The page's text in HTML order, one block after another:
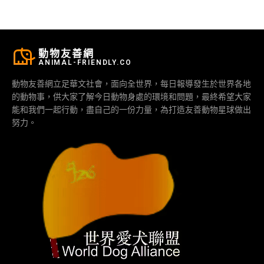
動物友善網
ANIMAL-FRIENDLY.CO
動物友善網立足華文社會，面向全世界，每日報導發生於世界各地
的動物事，供大家了解今日動物身處的環境和問題，最終希望大家
能和我們一起行動，盡自己的一份力量，為打造友善動物星球做出
努力。